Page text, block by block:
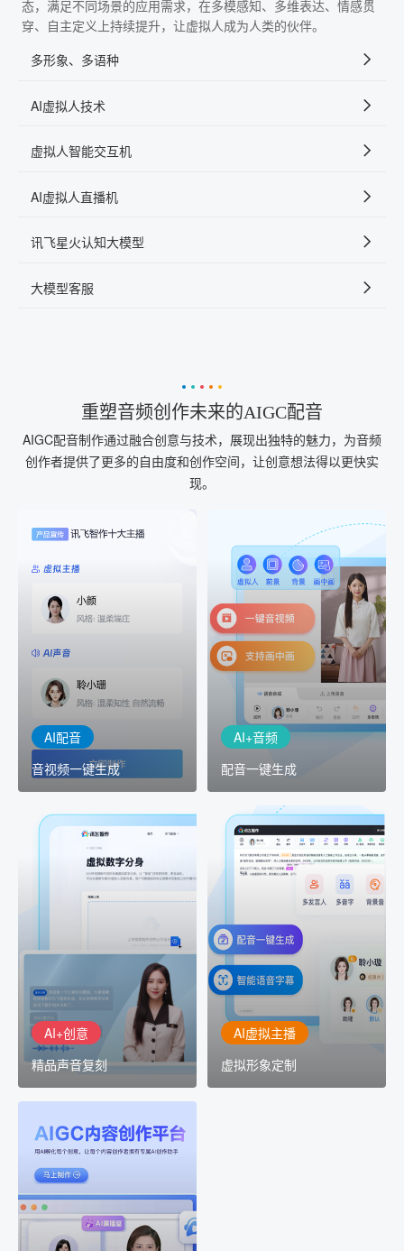
态，满足不同场景的应用需求，在多模感知、多维表达、情感贯
穿、自主定义上持续提升，让虚拟人成为人类的伙伴。
多形象、多语种
AI虚拟人技术
虚拟人智能交互机
AI虚拟人直播机
讯飞星火认知大模型
大模型客服
重塑音频创作未来的AIGC配音
AIGC配音制作通过融合创意与技术，展现出独特的魅力，为音频
创作者提供了更多的自由度和创作空间，让创意想法得以更快实
现。
AI配音
音视频一键生成
AI配音
音视频一键生成
室"中输入文本或录音，一
出
AI+音频
配音一键生成
AI+音频
配音一键生成
AI+音频：基于全球领先的
TTS能力打造的AI音频制作
工具，输入文本、选择发
音人即可一键生成专业音
AI+创意
精品声音复刻
AI+创意
精品声音复刻
AI+创意：AIGC 能力集中
展示窗口，体验 AIGC 给
生活和生产带来的改变
AI虚拟主播
虚拟形象定制
讯飞智作：让每一个内容
创作者高效生产灵活定制
AIGC平台
用AI孵化每个创意
讯飞AIGC平台：让每个创